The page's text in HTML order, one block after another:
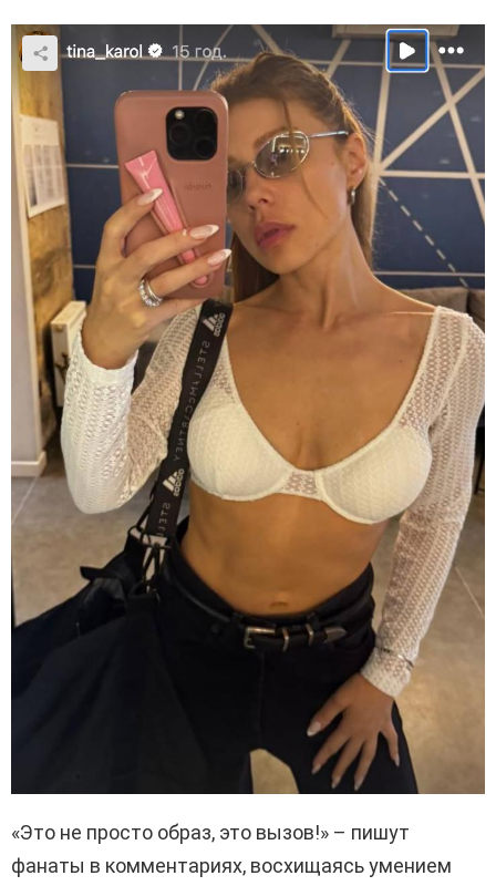
«Это не просто образ, это вызов!» – пишут
фанаты в комментариях, восхищаясь умением